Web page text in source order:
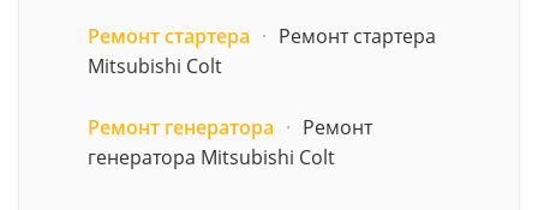
Ремонт стартера · Ремонт стартера
Mitsubishi Colt
Ремонт генератора · Ремонт
генератора Mitsubishi Colt